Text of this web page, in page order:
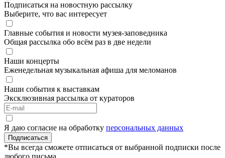
Подписаться на новостную рассылку
Выберите, что вас интересует
Главные события и новости музея-заповедника
Общая рассылка обо всём раз в две недели
Наши концерты
Еженедельная музыкальная афиша для меломанов
Наши события к выставкам
Эксклюзивная рассылка от кураторов
Я даю согласие на обработку персональных данных
Подписаться
*Вы всегда сможете отписаться от выбранной подписки после